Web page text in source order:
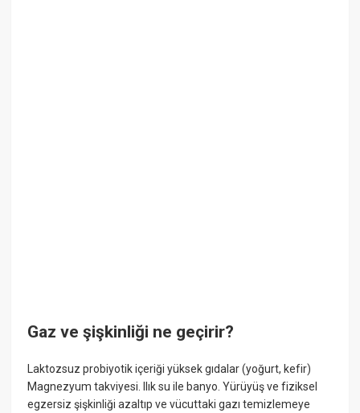
Gaz ve şişkinliği ne geçirir?
Laktozsuz probiyotik içeriği yüksek gıdalar (yoğurt, kefir)
Magnezyum takviyesi. Ilık su ile banyo. Yürüyüş ve fiziksel
egzersiz şişkinliği azaltıp ve vücuttaki gazı temizlemeye